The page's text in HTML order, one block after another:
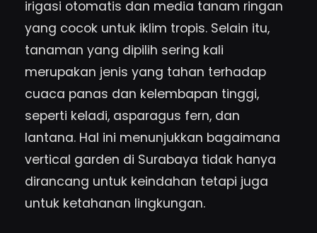
irigasi otomatis dan media tanam ringan
yang cocok untuk iklim tropis. Selain itu,
tanaman yang dipilih sering kali
merupakan jenis yang tahan terhadap
cuaca panas dan kelembapan tinggi,
seperti keladi, asparagus fern, dan
lantana. Hal ini menunjukkan bagaimana
vertical garden di Surabaya tidak hanya
dirancang untuk keindahan tetapi juga
untuk ketahanan lingkungan.